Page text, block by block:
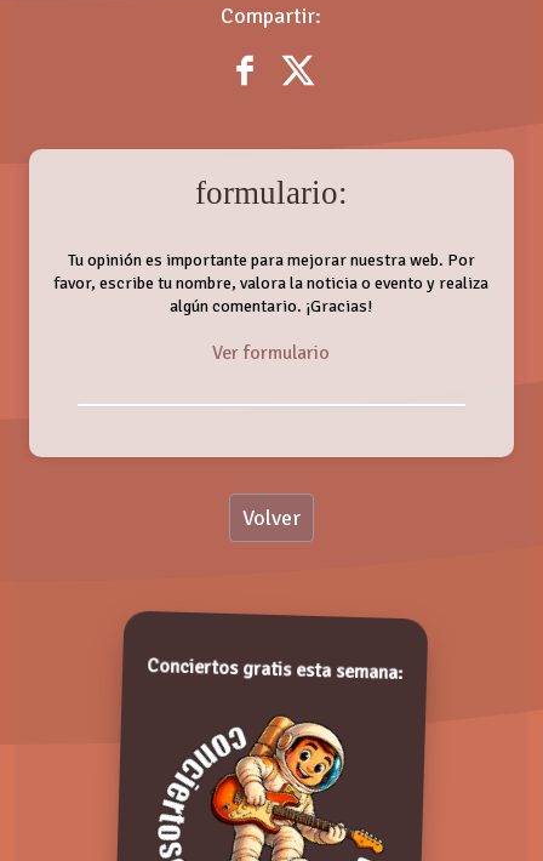
Compartir:
formulario:
Tu opinión es importante para mejorar nuestra web. Por
favor, escribe tu nombre, valora la noticia o evento y realiza
algún comentario. ¡Gracias!
Ver formulario
Valora de 1 a 5 puntos. ¡Gracias!
Volver
Conciertos gratis esta semana: